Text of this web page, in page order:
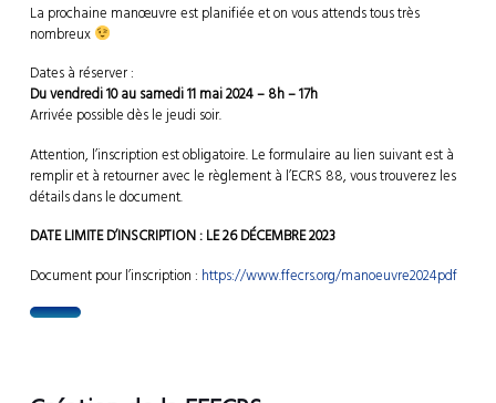
La prochaine manœuvre est planifiée et on vous attends tous très
nombreux
Dates à réserver :
Du vendredi 10 au samedi 11 mai 2024 – 8h – 17h
Arrivée possible dès le jeudi soir.
Attention, l’inscription est obligatoire. Le formulaire au lien suivant est à
remplir et à retourner avec le règlement à l’ECRS 88, vous trouverez les
détails dans le document.
DATE LIMITE D’INSCRIPTION : LE 26 DÉCEMBRE 2023
Document pour l’inscription : https://www.ffecrs.org/manoeuvre2024pdf